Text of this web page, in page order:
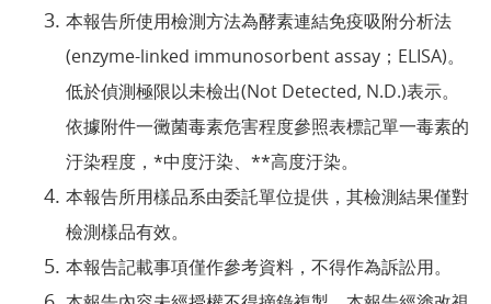
本報告所使用檢測方法為酵素連結免疫吸附分析法
(enzyme-linked immunosorbent assay；ELISA)。
低於偵測極限以未檢出(Not Detected, N.D.)表示。
依據附件一黴菌毒素危害程度參照表標記單一毒素的
汙染程度，*中度汙染、**高度汙染。
本報告所用樣品系由委託單位提供，其檢測結果僅對
檢測樣品有效。
本報告記載事項僅作參考資料，不得作為訴訟用。